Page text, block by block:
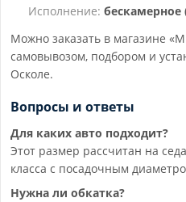
Исполнение: бескамерное
Можно заказать в магазине
самовывозом, подбором и
Осколе.
Вопросы и ответы
Для каких авто подходит?
Этот размер рассчитан на
класса с посадочным
Нужна ли обкатка?